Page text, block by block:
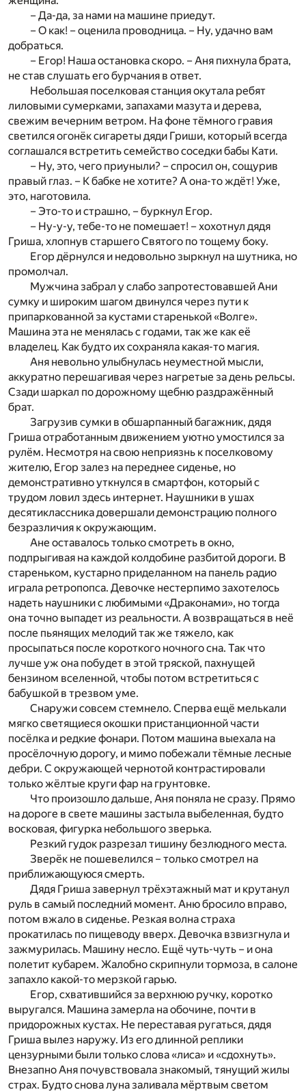
– Да-да, за нами на машине приедут.
– О как! – оценила проводница. – Ну, удачно вам
добраться.
– Егор! Наша остановка скоро. – Аня пихнула брата,
не став слушать его бурчания в ответ.
Небольшая поселковая станция окутала ребят
лиловыми сумерками, запахами мазута и дерева,
свежим вечерним ветром. На фоне тёмного гравия
светился огонёк сигареты дяди Гриши, который всегда
соглашался встретить семейство соседки бабы Кати.
– Ну, это, чего приуныли? – спросил он, сощурив
правый глаз. – К бабке не хотите? А она-то ждёт! Уже,
это, наготовила.
– Это-то и страшно, – буркнул Егор.
– Ну-у-у, тебе-то не помешает! – хохотнул дядя
Гриша, хлопнув старшего Святого по тощему боку.
Егор дёрнулся и недовольно зыркнул на шутника, но
промолчал.
Мужчина забрал у слабо запротестовавшей Ани
сумку и широким шагом двинулся через пути к
припаркованной за кустами старенькой «Волге».
Машина эта не менялась с годами, так же как её
владелец. Как будто их сохраняла какая-то магия.
Аня невольно улыбнулась неуместной мысли,
аккуратно перешагивая через нагретые за день рельсы.
Сзади шаркал по дорожному щебню раздражённый
брат.
Загрузив сумки в обшарпанный багажник, дядя
Гриша отработанным движением уютно умостился за
рулём. Несмотря на свою неприязнь к поселковому
жителю, Егор залез на переднее сиденье, но
демонстративно уткнулся в смартфон, который с
трудом ловил здесь интернет. Наушники в ушах
десятиклассника довершали демонстрацию полного
безразличия к окружающим.
Ане оставалось только смотреть в окно,
подпрыгивая на каждой колдобине разбитой дороги. В
стареньком, кустарно приделанном на панель радио
играла ретропопса. Девочке нестерпимо захотелось
надеть наушники с любимыми «Драконами», но тогда
она точно выпадет из реальности. А возвращаться в неё
после пьянящих мелодий так же тяжело, как
просыпаться после короткого ночного сна. Так что
лучше уж она побудет в этой тряской, пахнущей
бензином вселенной, чтобы потом встретиться с
бабушкой в трезвом уме.
Снаружи совсем стемнело. Сперва ещё мелькали
мягко светящиеся окошки пристанционной части
посёлка и редкие фонари. Потом машина выехала на
просёлочную дорогу, и мимо побежали тёмные лесные
дебри. С окружающей чернотой контрастировали
только жёлтые круги фар на грунтовке.
Что произошло дальше, Аня поняла не сразу. Прямо
на дороге в свете машины застыла выбеленная, будто
восковая, фигурка небольшого зверька.
Резкий гудок разрезал тишину безлюдного места.
Зверёк не пошевелился – только смотрел на
приближающуюся смерть.
Дядя Гриша завернул трёхэтажный мат и крутанул
руль в самый последний момент. Аню бросило вправо,
потом вжало в сиденье. Резкая волна страха
прокатилась по пищеводу вверх. Девочка взвизгнула и
зажмурилась. Машину несло. Ещё чуть-чуть – и она
полетит кубарем. Жалобно скрипнули тормоза, в салоне
запахло какой-то мерзкой гарью.
Егор, схватившийся за верхнюю ручку, коротко
выругался. Машина замерла на обочине, почти в
придорожных кустах. Не переставая ругаться, дядя
Гриша вылез наружу. Из его длинной реплики
цензурными были только слова «лиса» и «сдохнуть».
Внезапно Аня почувствовала знакомый, тянущий жилы
страх. Будто снова луна заливала мёртвым светом